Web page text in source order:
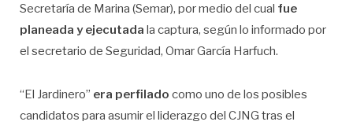
Secretaría de Marina (Semar), por medio del cual fue
planeada y ejecutada la captura, según lo informado por
el secretario de Seguridad, Omar García Harfuch.
“El Jardinero” era perfilado como uno de los posibles
candidatos para asumir el liderazgo del CJNG tras el